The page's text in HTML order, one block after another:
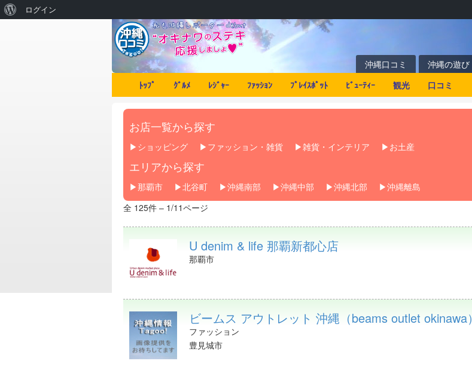
沖縄口コミ 沖縄の遊び
ﾄｯﾌﾟ
ｸﾞﾙﾒ ﾚｼﾞｬｰ ﾌｧｯｼｮﾝ ﾌﾟﾚｲｽﾎﾟｯﾄ ﾋﾞｭｰﾃｨｰ 観光 口コミ
お店一覧から探す
ショッピング ファッション・雑貨 雑貨・インテリア お土産
エリアから探す
那覇市 北谷町 沖縄南部 沖縄中部 沖縄北部
沖縄離島
全 125件 – 1/11ページ
U denim & life 那覇新都心店
那覇市
ビームス アウトレット 沖縄（beams outlet okinawa）
ファッション
豊見城市
ログイン